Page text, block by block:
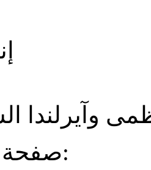
وآيرلندا
صفحة الاقتباس: